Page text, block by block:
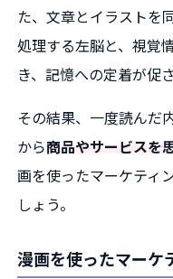
た、文章とイラストを
処理する左脳と、視覚
き、記憶への定着が促
その結果、一度読んだ
から商品やサービスを
画を使ったマーケティ
しょう。
漫画を使ったマーケ